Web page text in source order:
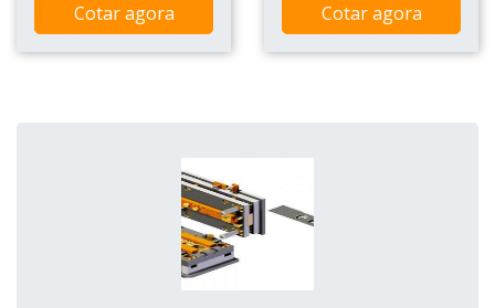
Cotar agora Cotar agora